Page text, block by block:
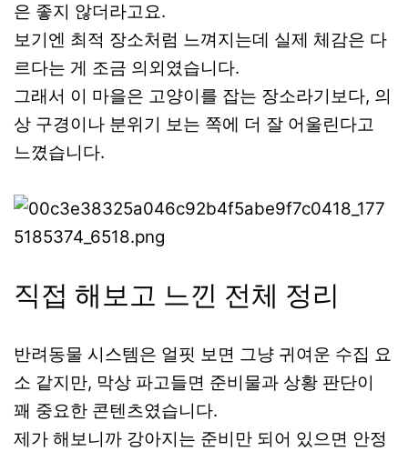
은 좋지 않더라고요.
보기엔 최적 장소처럼 느껴지는데 실제 체감은 다
르다는 게 조금 의외였습니다.
그래서 이 마을은 고양이를 잡는 장소라기보다, 의
상 구경이나 분위기 보는 쪽에 더 잘 어울린다고
느꼈습니다.
직접 해보고 느낀 전체 정리
반려동물 시스템은 얼핏 보면 그냥 귀여운 수집 요
소 같지만, 막상 파고들면 준비물과 상황 판단이
꽤 중요한 콘텐츠였습니다.
제가 해보니까 강아지는 준비만 되어 있으면 안정